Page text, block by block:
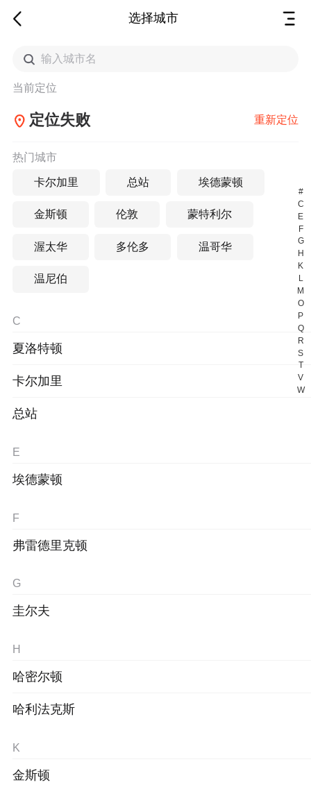
选择城市
当前定位
定位失败 重新定位
热门城市
卡尔加里 总站 埃德蒙顿
金斯顿 伦敦 蒙特利尔
渥太华 多伦多 温哥华
温尼伯
C
夏洛特顿
卡尔加里
总站
E
埃德蒙顿
F
弗雷德里克顿
G
圭尔夫
H
哈密尔顿
哈利法克斯
K
金斯顿
#
C
E
F
G
H
K
L
M
O
P
Q
R
S
T
V
W